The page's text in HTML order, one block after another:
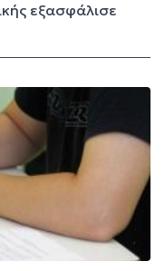
εξασφάλισε